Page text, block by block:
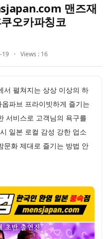
맨즈재
오카파칭코
19 Views : 16
서 펼쳐지는 상상 이상의 하
파브 프라이빗하게 즐기는
서비스로 고객님의 욕구를
일본 로컬 감성 강한 업소
문화 제대로 즐기는 방법 안